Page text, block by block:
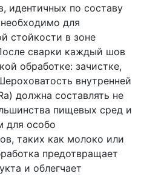
идентичных по составу
для
стойкости в зоне
сварки каждый шов
обработке: зачистке,
внутренней
должна составлять не
пищевых сред и
для особо
таких как молоко или
предотвращает
и облегчает